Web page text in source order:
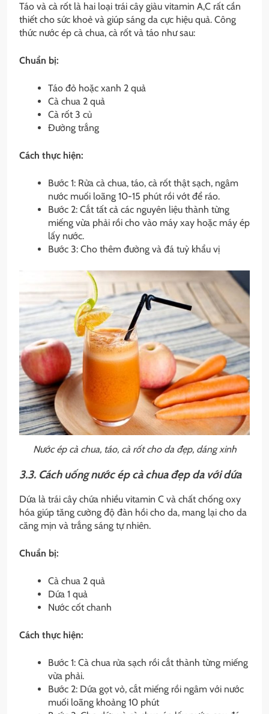
Táo và cà rốt là hai loại trái cây giàu vitamin A,C rất cần
thiết cho sức khoẻ và giúp sáng da cực hiệu quả. Công
thức nước ép cà chua, cà rốt và táo như sau:
Chuẩn bị:
Táo đỏ hoặc xanh 2 quả
Cà chua 2 quả
Cà rốt 3 củ
Đường trắng
Cách thực hiện:
Bước 1: Rửa cà chua, táo, cà rốt thật sạch, ngâm
nước muối loãng 10-15 phút rồi vớt để ráo.
Bước 2: Cắt tất cả các nguyên liệu thành từng
miếng vừa phải rồi cho vào máy xay hoặc máy ép
lấy nước.
Bước 3: Cho thêm đường và đá tuỳ khẩu vị
Nước ép cà chua, táo, cà rốt cho da đẹp, dáng xinh
3.3. Cách uống nước ép cà chua đẹp da với dứa
Dứa là trái cây chứa nhiều vitamin C và chất chống oxy
hóa giúp tăng cường độ đàn hồi cho da, mang lại cho da
căng mịn và trắng sáng tự nhiên.
Chuẩn bị:
Cà chua 2 quả
Dứa 1 quả
Nước cốt chanh
Cách thực hiện:
Bước 1: Cà chua rửa sạch rồi cắt thành từng miếng
vừa phải.
Bước 2: Dứa gọt vỏ, cắt miếng rồi ngâm với nước
muối loãng khoảng 10 phút